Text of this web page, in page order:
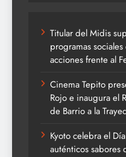
Titular del Midis
programas
acciones frente al
Cinema Tepito
Rojo e inaugura el
de Barrio a la
Kyoto celebra el
auténticos sabores